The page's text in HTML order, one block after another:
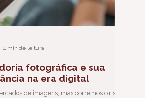
fotográfica e sua
na era digital
de imagens, mas corremos o risco
4 min de leitura